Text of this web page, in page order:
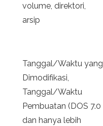
volume, direktori,
arsip
Tanggal/Waktu yang
Dimodifikasi,
Tanggal/Waktu
Pembuatan (DOS 7.0
dan hanya lebih